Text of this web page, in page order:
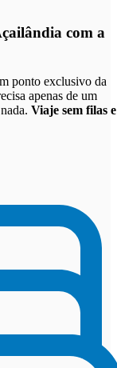
com a
ponto exclusivo da
apenas de um
Viaje sem filas e